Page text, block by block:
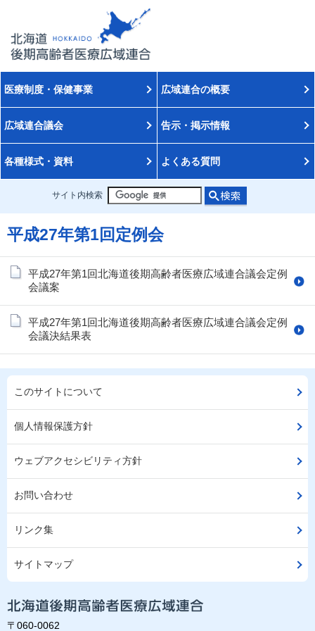
医療制度・保健事業 広域連合の概要
広域連合議会 告示・掲示情報
各種様式・資料 よくある質問
サイト内検索
平成27年第1回定例会
平成27年第1回北海道後期高齢者医療広域連合議会定例
会議案
平成27年第1回北海道後期高齢者医療広域連合議会定例
会議決結果表
このサイトについて
個人情報保護方針
ウェブアクセシビリティ方針
お問い合わせ
リンク集
サイトマップ
〒060-0062